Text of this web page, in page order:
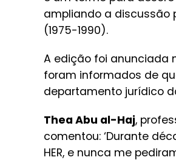
ampliando a discussão
(1975-1990).
A edição foi anunciada
foram informados de
departamento jurídico
Thea Abu al-Haj,
comentou: ‘Durante
HER, e nunca me